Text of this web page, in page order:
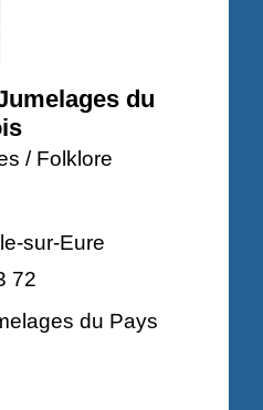
du
/ Folklore
sur-Eure
72
du Pays